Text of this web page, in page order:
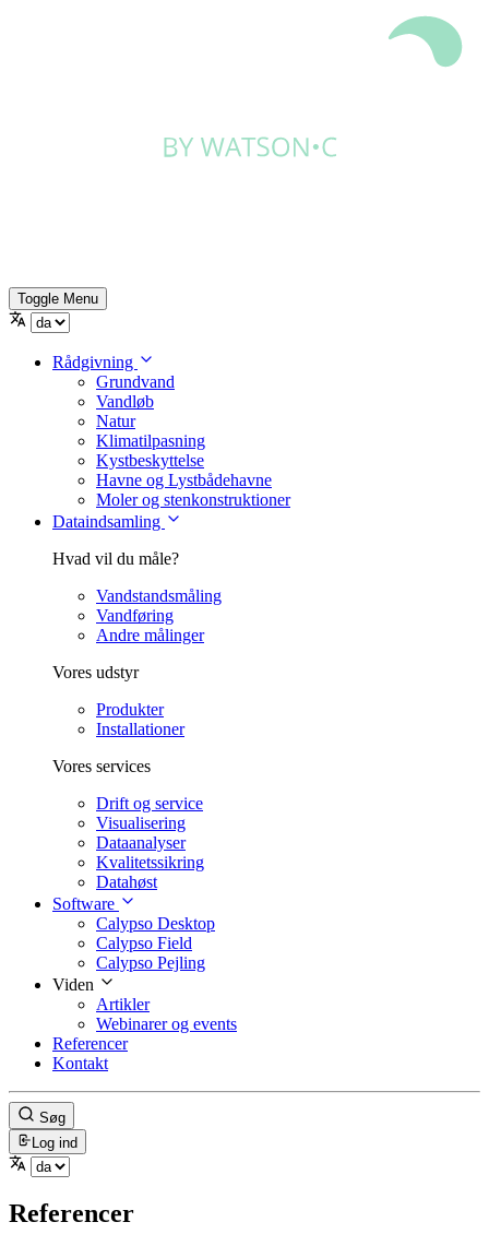
Toggle Menu
Rådgivning
Grundvand
Vandløb
Natur
Klimatilpasning
Kystbeskyttelse
Havne og Lystbådehavne
Moler og stenkonstruktioner
Dataindsamling
Hvad vil du måle?
Vandstandsmåling
Vandføring
Andre målinger
Vores udstyr
Produkter
Installationer
Vores services
Drift og service
Visualisering
Dataanalyser
Kvalitetssikring
Datahøst
Software
Calypso Desktop
Calypso Field
Calypso Pejling
Viden
Artikler
Webinarer og events
Referencer
Kontakt
Søg
Log ind
Referencer